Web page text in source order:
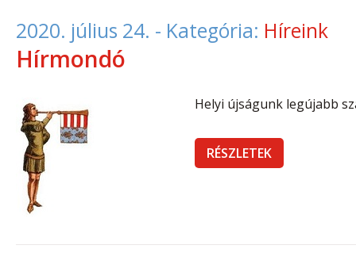
2020. július 24. - Kategória: Híreink
Hírmondó
Helyi újságunk legújabb
RÉSZLETEK